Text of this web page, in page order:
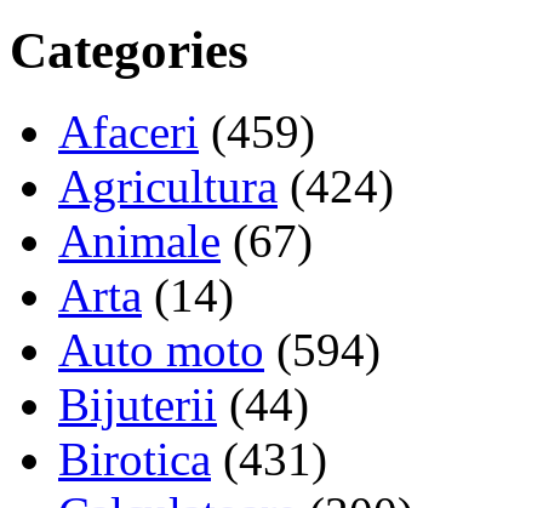
Categories
Afaceri (459)
Agricultura (424)
Animale (67)
Arta (14)
Auto moto (594)
Bijuterii (44)
Birotica (431)